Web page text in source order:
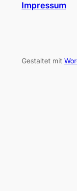
Impressum
Gestaltet mit